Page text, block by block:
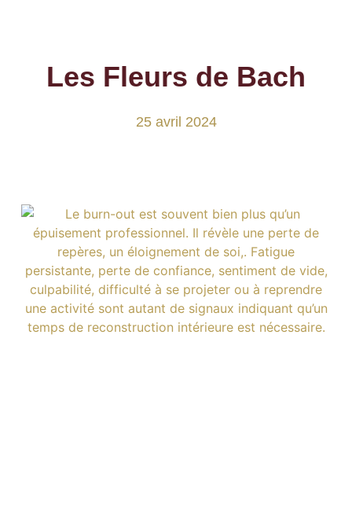
Les Fleurs de Bach
25 avril 2024